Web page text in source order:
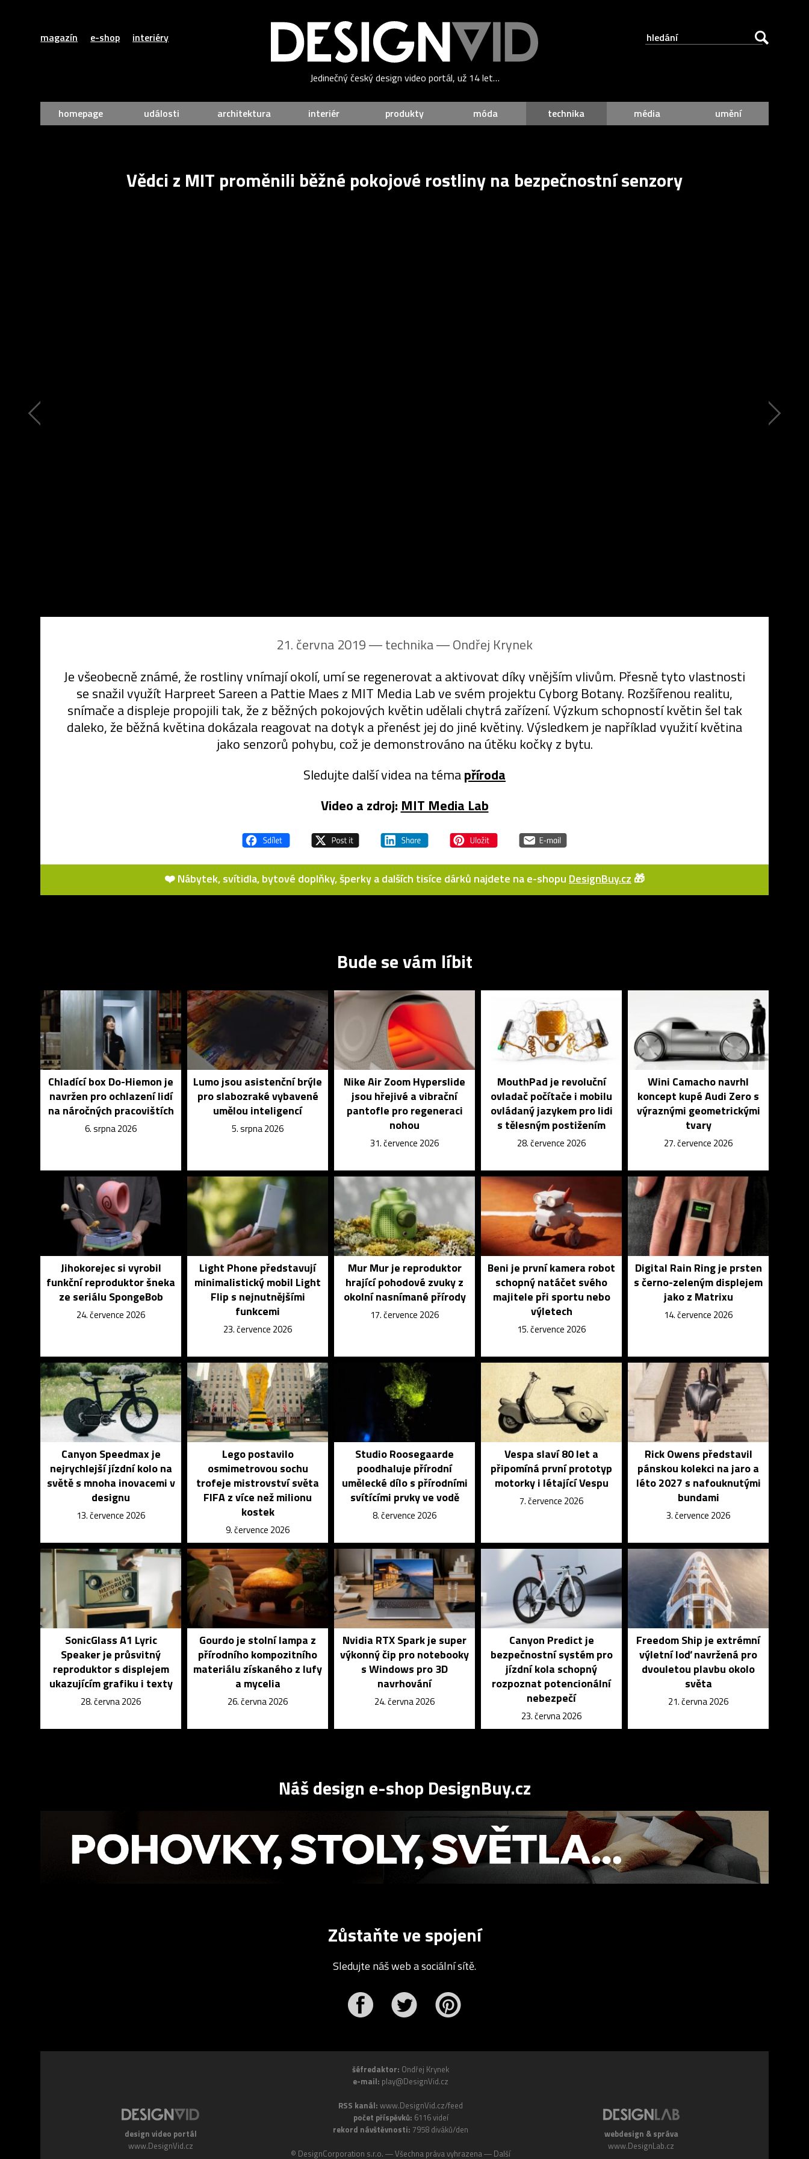
magazín e-shop interiéry
Jedinečný český design video portál, už 14 let…
homepage události architektura interiér produkty móda technika média umění
Vědci z MIT proměnili běžné pokojové rostliny na bezpečnostní senzory
21. června 2019 ― technika ―Ondřej Krynek
Je všeobecně známé, že rostliny vnímají okolí, umí se regenerovat a aktivovat díky vnějším vlivům. Přesně tyto vlastnosti
se snažil využít Harpreet Sareen a Pattie Maes z MIT Media Lab ve svém projektu Cyborg Botany. Rozšířenou realitu,
snímače a displeje propojili tak, že z běžných pokojových květin udělali chytrá zařízení. Výzkum schopností květin šel tak
daleko, že běžná květina dokázala reagovat na dotyk a přenést jej do jiné květiny. Výsledkem je například využití květina
jako senzorů pohybu, což je demonstrováno na útěku kočky z bytu.
Sledujte další videa na témapříroda
Video a zdroj: MIT Media Lab
❤️ Nábytek, svítidla, bytové doplňky, šperky a dalších tisíce dárků najdete na e-shopu DesignBuy.cz 🎁
Bude se vám líbit
Chladící box Do-Hiemon je
navržen pro ochlazení lidí
na náročných pracovištích
6. srpna 2026
Lumo jsou asistenční brýle
pro slabozraké vybavené
umělou inteligencí
5. srpna 2026
Nike Air Zoom Hyperslide
jsou hřejivé a vibrační
pantofle pro regeneraci
nohou
31. července 2026
MouthPad je revoluční
ovladač počítače i mobilu
ovládaný jazykem pro lidi
s tělesným postižením
28. července 2026
Wini Camacho navrhl
koncept kupé Audi Zero s
výraznými geometrickými
tvary
27. července 2026
Jihokorejec si vyrobil
funkční reproduktor šneka
ze seriálu SpongeBob
24. července 2026
Light Phone představují
minimalistický mobil Light
Flip s nejnutnějšími
funkcemi
23. července 2026
Mur Mur je reproduktor
hrající pohodové zvuky z
okolní nasnímané přírody
17. července 2026
Beni je první kamera robot
schopný natáčet svého
majitele při sportu nebo
výletech
15. července 2026
Digital Rain Ring je prsten
s černo-zeleným displejem
jako z Matrixu
14. července 2026
Canyon Speedmax je
nejrychlejší jízdní kolo na
světě s mnoha inovacemi v
designu
13. července 2026
Lego postavilo
osmimetrovou sochu
trofeje mistrovství světa
FIFA z více než milionu
kostek
9. července 2026
Studio Roosegaarde
poodhaluje přírodní
umělecké dílo s přírodními
svítícími prvky ve vodě
8. července 2026
Vespa slaví 80 let a
připomíná první prototyp
motorky i létající Vespu
7. července 2026
Rick Owens představil
pánskou kolekci na jaro a
léto 2027 s nafouknutými
bundami
3. července 2026
SonicGlass A1 Lyric
Speaker je průsvitný
reproduktor s displejem
ukazujícím grafiku i texty
28. června 2026
Gourdo je stolní lampa z
přírodního kompozitního
materiálu získaného z lufy
a mycelia
26. června 2026
Nvidia RTX Spark je super
výkonný čip pro notebooky
s Windows pro 3D
navrhování
24. června 2026
Canyon Predict je
bezpečnostní systém pro
jízdní kola schopný
rozpoznat potencionální
nebezpečí
23. června 2026
Freedom Ship je extrémní
výletní loď navržená pro
dvouletou plavbu okolo
světa
21. června 2026
Náš design e-shop DesignBuy.cz
Zůstaňte ve spojení
Sledujte náš web a sociální sítě.
design video portál
www.DesignVid.cz
šéfredaktor: Ondřej Krynek
e-mail: play@DesignVid.cz
RSS kanál: www.DesignVid.cz/feed
počet příspěvků: 6116 videí
rekord návštěvnosti: 7958 diváků/den
© DesignCorporation s.r.o. ― Všechna práva vyhrazena ― Další
webdesign & správa
www.DesignLab.cz